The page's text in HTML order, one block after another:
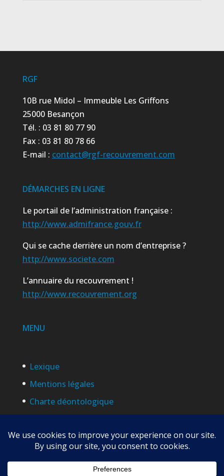
RGF
10B rue Midol – Immeuble Les Griffons
25000 Besançon
Tél. : 03 81 80 77 90
Fax : 03 81 80 78 66
E-mail : contact@rgf-recouvrement.com
DÉMARCHES EN LIGNE
Le portail de l’administration française :
http://www.admifrance.gouv.fr
Qui se cache derrière un nom d’entreprise ?
http://www.societe.com
L’annuaire du recouvrement !
http://www.recouvrement.org
MENU
Lexique
Mentions légales
Charte déontologique